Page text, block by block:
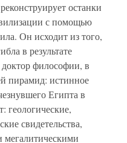
останки
с помощью
Он исходит из того,
в результате
философии, в
пирамид: истинное
Египта в
геологические,
свидетельства,